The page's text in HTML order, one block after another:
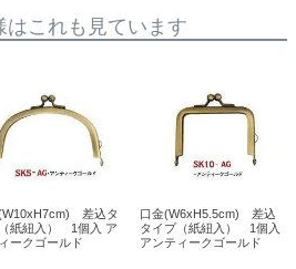
はこれも見ています
差込タ
紙紐入） 1個入 ア
ークゴールド
口金(W6xH5.5cm) 差込
タイプ（紙紐入） 1個入
アンティークゴールド